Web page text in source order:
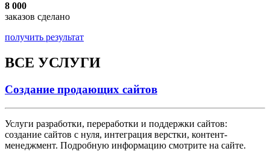
8 000
заказов сделано
получить результат
ВСЕ УСЛУГИ
Создание продающих сайтов
Услуги разработки, переработки и поддержки сайтов:
создание сайтов с нуля, интеграция верстки, контент-
менеджмент. Подробную информацию смотрите на сайте.